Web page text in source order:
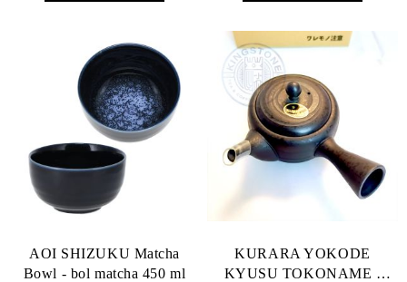
AOI SHIZUKU Matcha
Bowl - bol matcha 450 ml
KURARA YOKODE
KYUSU TOKONAME -